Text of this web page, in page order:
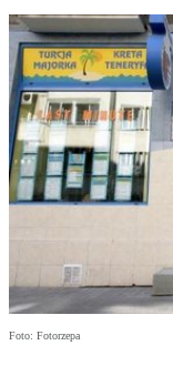
Foto: Fotorzepa